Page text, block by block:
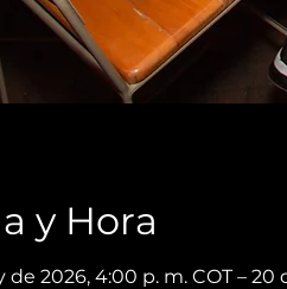
y Hora
de 2026, 4:00 p. m. COT – 20